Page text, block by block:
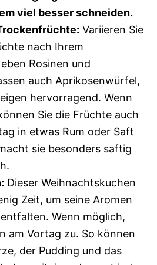
viel besser schneiden.
Variieren Sie
nach Ihrem
Rosinen und
auch Aprikosenwürfel,
hervorragend. Wenn
Sie die Früchte auch
in etwas Rum oder Saft
sie besonders saftig
Dieser Weihnachtskuchen
Zeit, um seine Aromen
Wenn möglich,
am Vortag zu. So können
der Pudding und das